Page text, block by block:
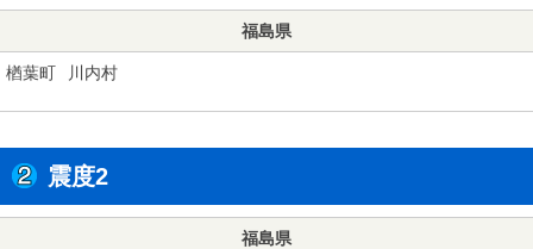
福島県
楢葉町 川内村
震度2
福島県